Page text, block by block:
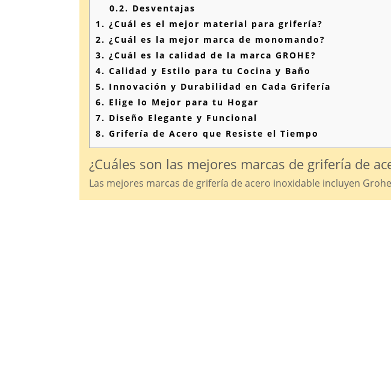
0.2. Desventajas
1. ¿Cuál es el mejor material para grifería?
2. ¿Cuál es la mejor marca de monomando?
3. ¿Cuál es la calidad de la marca GROHE?
4. Calidad y Estilo para tu Cocina y Baño
5. Innovación y Durabilidad en Cada Grifería
6. Elige lo Mejor para tu Hogar
7. Diseño Elegante y Funcional
8. Grifería de Acero que Resiste el Tiempo
¿Cuáles son las mejores marcas de grifería de
Las mejores marcas de grifería de acero inoxidable incluyen